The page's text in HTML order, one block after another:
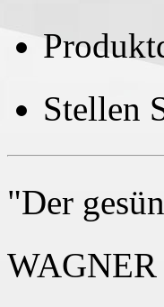
Stellen
"Der